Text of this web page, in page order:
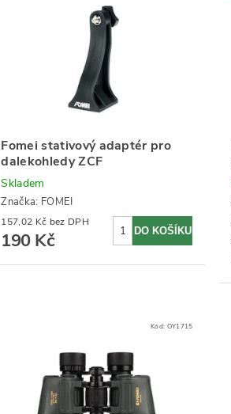
Fomei stativový adaptér pro
dalekohledy ZCF
Skladem
Značka: FOMEI
157,02 Kč bez DPH
190 Kč
Kód: OY1715